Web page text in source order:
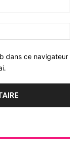
dans ce navigateur